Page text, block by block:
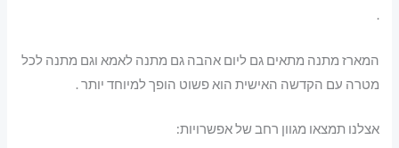
.
המארז מתנה מתאים גם ליום אהבה גם מתנה לאמא וגם מתנה לכל
מטרה עם הקדשה האישית הוא פשוט הופך למיוחד יותר .
אצלנו תמצאו מגוון רחב של אפשרויות: